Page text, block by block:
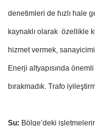
denetimleri de hızlı hale
kaynaklı olarak özellikle
hizmet vermek,
Enerji altyapısında
bırakmadık. Trafo
Su: Bölge’deki